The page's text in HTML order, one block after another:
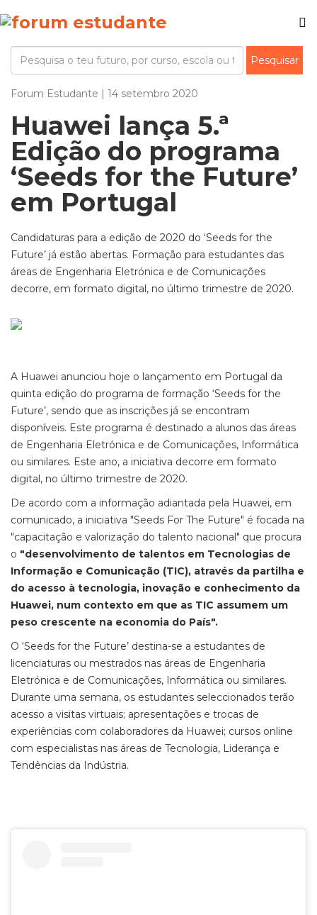
Forum Estudante | 14 setembro 2020
Huawei lança 5.ª
Edição do programa
‘Seeds for the Future’
em Portugal
Candidaturas para a edição de 2020 do ‘Seeds for the
Future’ já estão abertas. Formação para estudantes das
áreas de Engenharia Eletrónica e de Comunicações
decorre, em formato digital, no último trimestre de 2020.
A Huawei anunciou hoje o lançamento em Portugal da
quinta edição do programa de formação ‘Seeds for the
Future’, sendo que as inscrições já se encontram
disponíveis. Este programa é destinado a alunos das áreas
de Engenharia Eletrónica e de Comunicações, Informática
ou similares. Este ano, a iniciativa decorre em formato
digital, no último trimestre de 2020.
De acordo com a informação adiantada pela Huawei, em
comunicado, a iniciativa "Seeds For The Future" é focada na
"capacitação e valorização do talento nacional" que procura
o "desenvolvimento de talentos em Tecnologias de
Informação e Comunicação (TIC), através da partilha e
do acesso à tecnologia, inovação e conhecimento da
Huawei, num contexto em que as TIC assumem um
peso crescente na economia do País".
O ‘Seeds for the Future’ destina-se a estudantes de
licenciaturas ou mestrados nas áreas de Engenharia
Eletrónica e de Comunicações, Informática ou similares.
Durante uma semana, os estudantes seleccionados terão
acesso a visitas virtuais; apresentações e trocas de
experiências com colaboradores da Huawei; cursos online
com especialistas nas áreas de Tecnologia, Liderança e
Tendências da Indústria.